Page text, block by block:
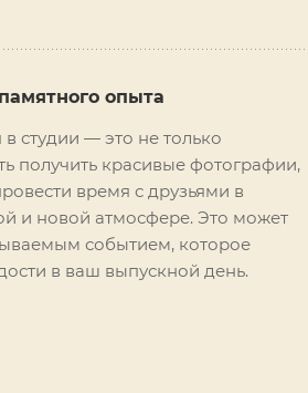
опыта
студии — это не только
получить красивые фотографии,
время с друзьями в
и новой атмосфере. Это может
событием, которое
в ваш выпускной день.